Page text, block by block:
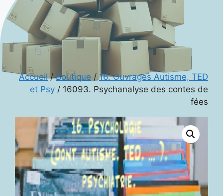
Accueil/Boutique /16. Ouvrages Autisme, TED
et Psy / 16093. Psychanalyse des contes de
fées